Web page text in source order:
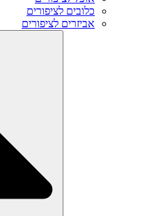
כלובים לציפורים
אביזרים לציפורים